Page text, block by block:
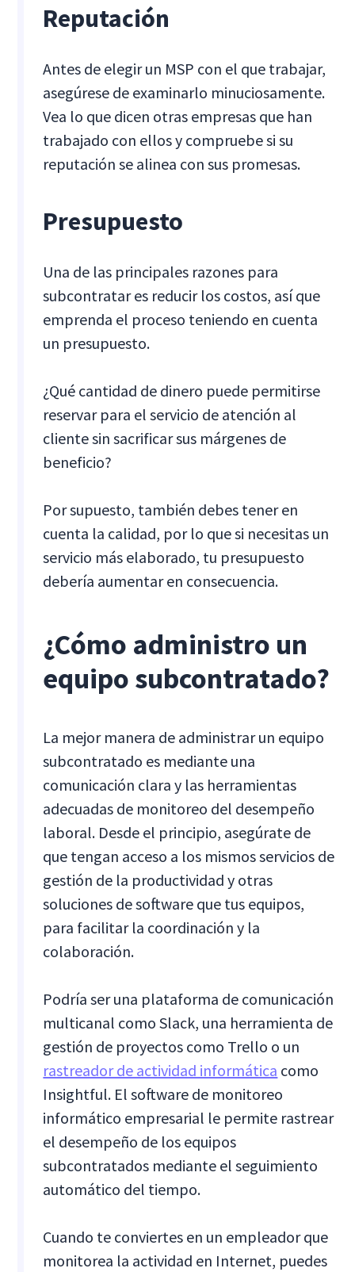
Reputación
Antes de elegir un MSP con el que trabajar,
asegúrese de examinarlo minuciosamente.
Vea lo que dicen otras empresas que han
trabajado con ellos y compruebe si su
reputación se alinea con sus promesas.
Presupuesto
Una de las principales razones para
subcontratar es reducir los costos, así que
emprenda el proceso teniendo en cuenta
un presupuesto.
¿Qué cantidad de dinero puede permitirse
reservar para el servicio de atención al
cliente sin sacrificar sus márgenes de
beneficio?
Por supuesto, también debes tener en
cuenta la calidad, por lo que si necesitas un
servicio más elaborado, tu presupuesto
debería aumentar en consecuencia.
¿Cómo administro un
equipo subcontratado?
La mejor manera de administrar un equipo
subcontratado es mediante una
comunicación clara y las herramientas
adecuadas de monitoreo del desempeño
laboral. Desde el principio, asegúrate de
que tengan acceso a los mismos servicios de
gestión de la productividad y otras
soluciones de software que tus equipos,
para facilitar la coordinación y la
colaboración.
Podría ser una plataforma de comunicación
multicanal como Slack, una herramienta de
gestión de proyectos como Trello o un
rastreador de actividad informática como
Insightful. El software de monitoreo
informático empresarial le permite rastrear
el desempeño de los equipos
subcontratados mediante el seguimiento
automático del tiempo.
Cuando te conviertes en un empleador que
monitorea la actividad en Internet, puedes